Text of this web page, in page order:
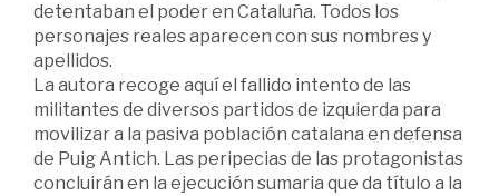
detentaban el poder en Cataluña. Todos los
personajes reales aparecen con sus nombres y
apellidos.
La autora recoge aquí el fallido intento de las
militantes de diversos partidos de izquierda para
movilizar a la pasiva población catalana en defensa
de Puig Antich. Las peripecias de las protagonistas
concluirán en la ejecución sumaria que da título a la